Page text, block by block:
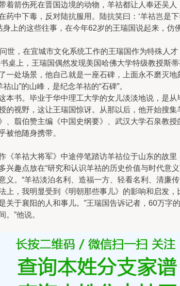
着箭伤死在晋国边境的动物，羊祜都让人奉还吴
药中下毒，反对陆抗服用。陆抗笑曰：‘羊祜岂是
上的这些往事，在今年62岁的王瑞国说起来，仿
，在宜城市文化系统工作的王瑞国作为特殊人才
上，王瑞国偶然发现美国哈佛大学特级教授斯蒂
一处场景，他自己就是一座石碑，上面永不磨灭地
山”的山峰，是纪念羊祜的“石碑”。
。毕业于华中理工大学的女儿淡淡地说，是从
视野，这让王瑞国惊讶。从那以后，他开始搜集
、翦伯赞主编《中国史纲要》、武汉大学石泉教
他随身携带。
祜大将军》中途停笔踏访羊祜位于山东的故里
趣点放在“研究和认识羊祜的历史价值与时代意
义。“羊祜淡泊名利、造福一方、轻看名利、清廉
上，我明显受到《明朝那些事儿》的影响和启发
关于襄阳的人和事儿。”王瑞国告诉记者，60万字
”他说。